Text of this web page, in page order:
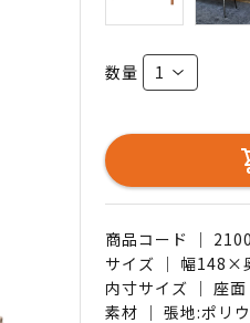
数量
商品コード ｜
サイズ ｜ 幅
内寸サイズ ｜ 座
素材 ｜ 張地:ポリ